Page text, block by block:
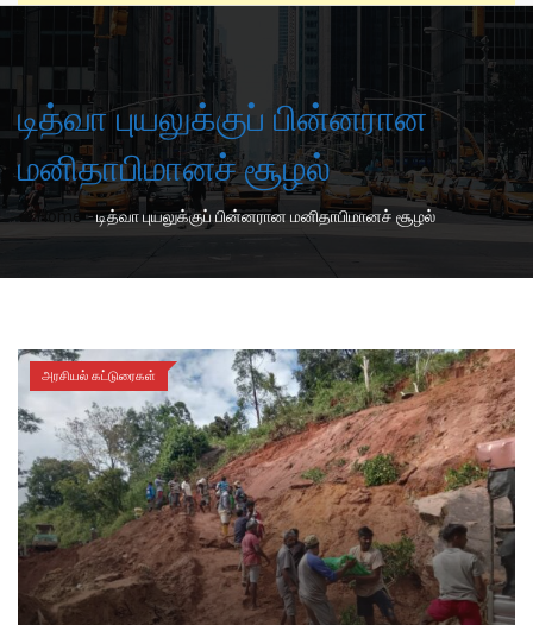
டித்வா புயலுக்குப் பின்னரான
மனிதாபிமானச் சூழல்
Home-டித்வா புயலுக்குப் பின்னரான மனிதாபிமானச் சூழல்
அரசியல் கட்டுரைகள்